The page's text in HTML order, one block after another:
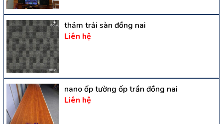
thảm trải sàn đồng nai
Liên hệ
nano ốp tường ốp trần đồng nai
Liên hệ